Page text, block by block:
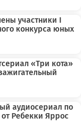
участники I
конкурса юных
«Три кота»
аудиосериал по
Ребекки Яррос